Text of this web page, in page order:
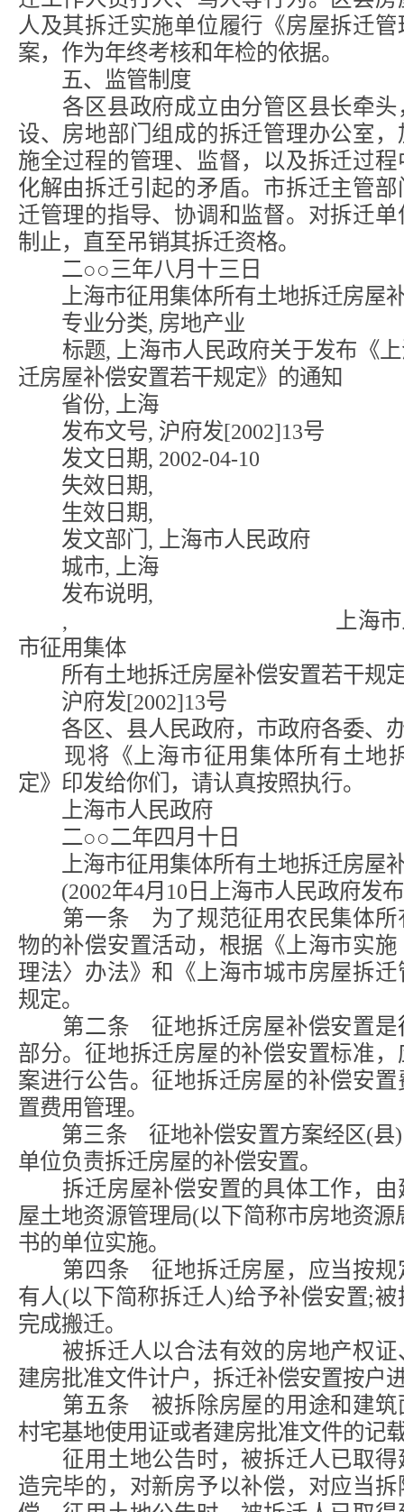
人及其拆迁实施单位履行《房屋拆迁
案，作为年终考核和年检的依据。
五、监管制度
各区县政府成立由分管区县长牵头
设、房地部门组成的拆迁管理办公室
施全过程的管理、监督，以及拆迁过
化解由拆迁引起的矛盾。市拆迁主管
迁管理的指导、协调和监督。对拆迁
制止，直至吊销其拆迁资格。
二○○三年八月十三日
上海市征用集体所有土地拆迁房屋
专业分类, 房地产业
标题, 上海市人民政府关于发布《上
迁房屋补偿安置若干规定》的通知
省份, 上海
发布文号, 沪府发[2002]13号
发文日期, 2002-04-10
失效日期,
生效日期,
发文部门, 上海市人民政府
城市, 上海
发布说明,
, 上海市人民政府关
市征用集体
所有土地拆迁房屋补偿安置若干规
沪府发[2002]13号
各区、县人民政府，市政府各委、
现将《上海市征用集体所有土地
定》印发给你们，请认真按照执行。
上海市人民政府
二○○二年四月十日
上海市征用集体所有土地拆迁房屋
(2002年4月10日上海市人民政府发
第一条 为了规范征用农民集体所
物的补偿安置活动，根据《上海市实
理法〉办法》和《上海市城市房屋拆
规定。
第二条 征地拆迁房屋补偿安置是
部分。征地拆迁房屋的补偿安置标准，
案进行公告。征地拆迁房屋的补偿安
置费用管理。
第三条 征地补偿安置方案经区(县)
单位负责拆迁房屋的补偿安置。
拆迁房屋补偿安置的具体工作，由
屋土地资源管理局(以下简称市房地资
书的单位实施。
第四条 征地拆迁房屋，应当按规
有人(以下简称拆迁人)给予补偿安置;
完成搬迁。
被拆迁人以合法有效的房地产权证
建房批准文件计户，拆迁补偿安置按户
第五条 被拆除房屋的用途和建筑
村宅基地使用证或者建房批准文件的记
征用土地公告时，被拆迁人已取得
造完毕的，对新房予以补偿，对应当